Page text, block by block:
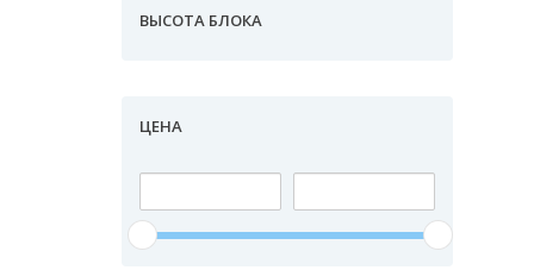
ВЫСОТА БЛОКА
ЦЕНА